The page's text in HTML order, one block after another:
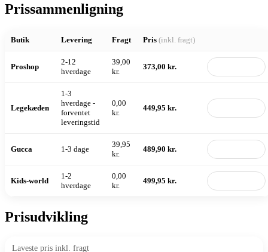
Prissammenligning
Butik Levering Fragt Pris (inkl. fragt)
Proshop
2-12
hverdage
39,00
kr.
373,00 kr.
Legekæden
1-3
hverdage -
forventet
leveringstid
0,00
kr.
449,95 kr.
Gucca 1-3 dage
39,95
kr.
489,90 kr.
Kids-world
1-2
hverdage
0,00
kr.
499,95 kr.
Prisudvikling
Laveste pris inkl. fragt